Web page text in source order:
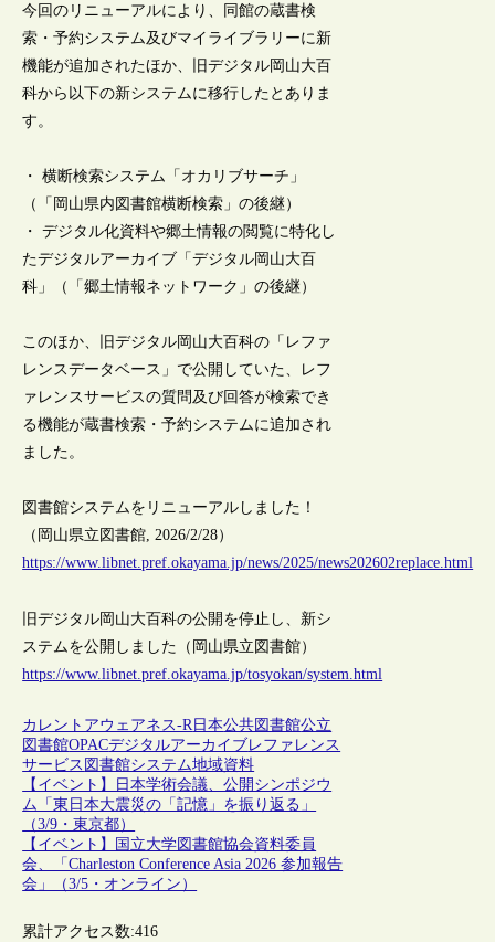
今回のリニューアルにより、同館の蔵書検
索・予約システム及びマイライブラリーに新
機能が追加されたほか、旧デジタル岡山大百
科から以下の新システムに移行したとありま
す。
・ 横断検索システム「オカリブサーチ」
（「岡山県内図書館横断検索」の後継）
・ デジタル化資料や郷土情報の閲覧に特化し
たデジタルアーカイブ「デジタル岡山大百
科」（「郷土情報ネットワーク」の後継）
このほか、旧デジタル岡山大百科の「レファ
レンスデータベース」で公開していた、レフ
ァレンスサービスの質問及び回答が検索でき
る機能が蔵書検索・予約システムに追加され
ました。
図書館システムをリニューアルしました！
（岡山県立図書館, 2026/2/28）
https://www.libnet.pref.okayama.jp/news/2025/news202602replace.html
旧デジタル岡山大百科の公開を停止し、新シ
ステムを公開しました（岡山県立図書館）
https://www.libnet.pref.okayama.jp/tosyokan/system.html
カレントアウェアネス-R 日本公共図書館公立
図書館OPACデジタルアーカイブ レファレンス
サービス 図書館システム地域資料
【イベント】日本学術会議、公開シンポジウ
ム「東日本大震災の「記憶」を振り返る」
（3/9・東京都）
【イベント】国立大学図書館協会資料委員
会、「Charleston Conference Asia 2026 参加報告
会」（3/5・オンライン）
累計アクセス数:416